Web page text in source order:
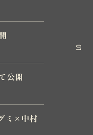
01
公開
ミ×中村